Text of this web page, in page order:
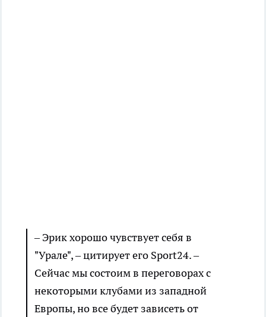
– Эрик хорошо чувствует себя в
"Урале", – цитирует его Sport24. –
Сейчас мы состоим в переговорах с
некоторыми клубами из западной
Европы, но все будет зависеть от